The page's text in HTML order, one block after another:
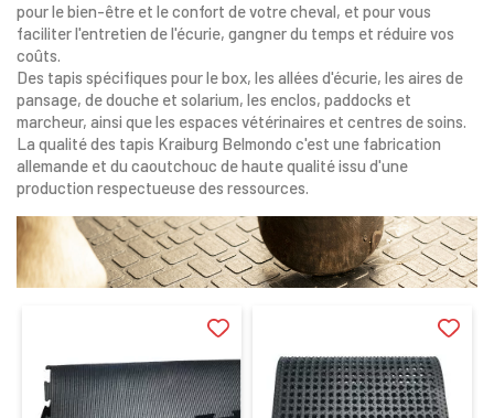
pour le bien-être et le confort de votre cheval, et pour vous
faciliter l'entretien de l'écurie, gangner du temps et réduire vos
coûts.
Des tapis spécifiques pour le box, les allées d'écurie, les aires de
pansage, de douche et solarium, les enclos, paddocks et
marcheur, ainsi que les espaces vétérinaires et centres de soins.
La qualité des tapis Kraiburg Belmondo c'est une fabrication
allemande et du caoutchouc de haute qualité issu d'une
production respectueuse des ressources.